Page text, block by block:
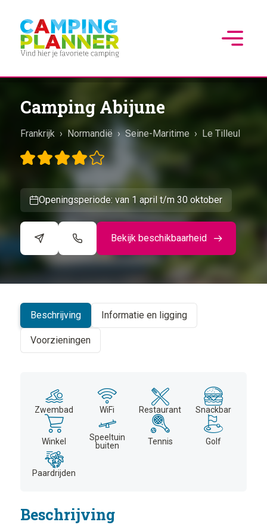
Camping Abijune
Frankrijk › Normandië › Seine-Maritime › Le Tilleul
Openingsperiode: van 1 april t/m 30 oktober
Bekijk beschikbaarheid
+
Beschrijving Informatie en ligging
Voorzieningen
Zwembad WiFi Restaurant Snackbar
Winkel
Speeltuin
buiten
Tennis Golf
Paardrijden
Beschrijving